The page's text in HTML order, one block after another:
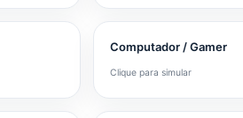
Computador / Gamer
Clique para simular